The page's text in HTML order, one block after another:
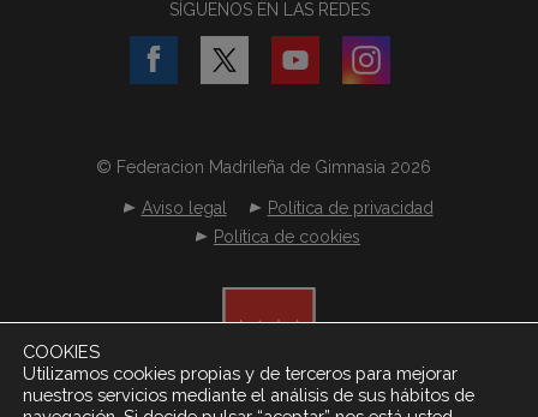
SÍGUENOS EN LAS REDES
© Federacion Madrileña de Gimnasia 2026
Aviso legal
Política de privacidad
Política de cookies
COOKIES
Utilizamos cookies propias y de terceros para mejorar
nuestros servicios mediante el análisis de sus hábitos de